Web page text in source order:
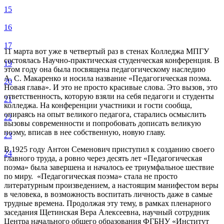
15
16
17
19
20
21
22
23
24
11 марта вот уже в четвертый раз в стенах Колледжа МПГУ
состоялась Научно-практическая студенческая конференция. В
этом году она была посвящена педагогическому наследию
А. С. Макаренко и носила название «Педагогическая поэма.
Новая глава». И это не просто красивые слова. Это вызов, это
ответственность, которую взяли на себя педагоги и студенты
колледжа. На конференции участники и гости сообща,
опираясь на опыт великого педагога, старались осмыслить
вызовы современности и попробовать дописать великую
поэму, вписав в нее собственную, новую главу.
В 1925 году Антон Семенович приступил к созданию своего
главного труда, а ровно через десять лет «Педагогическая
поэма» была завершена и началось ее триумфальное шествие
по миру. «Педагогическая поэма» стала не просто
литературным произведением, а настоящим манифестом веры
в человека, в возможность воспитать личность даже в самые
трудные времена. Продолжая эту тему, в рамках пленарного
заседания Щетинская Вера Алексеевна, научный сотрудник
Центра начального общего образования ФГБНУ «Институт